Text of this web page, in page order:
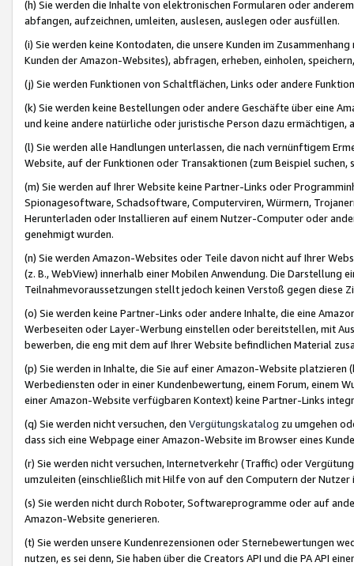
(h) Sie werden die Inhalte von elektronischen Formularen oder
abfangen, aufzeichnen, umleiten, auslesen, auslegen oder ausfüllen.
(i) Sie werden keine Kontodaten, die unsere Kunden im
Kunden der Amazon-Websites), abfragen, erheben, einholen,
(j) Sie werden Funktionen von Schaltflächen, Links oder andere
(k) Sie werden keine Bestellungen oder andere Geschäfte über eine
und keine andere natürliche oder juristische Person dazu
(l) Sie werden alle Handlungen unterlassen, die nach vernünftigem
Website, auf der Funktionen oder Transaktionen (zum Beispiel
(m) Sie werden auf Ihrer Website keine Partner-Links oder
Spionagesoftware, Schadsoftware, Computerviren, Würmern,
Herunterladen oder Installieren auf einem Nutzer-Computer oder
genehmigt wurden.
(n) Sie werden Amazon-Websites oder Teile davon nicht auf Ihrer
(z. B., WebView) innerhalb einer Mobilen Anwendung. Die Darstellung
Teilnahmevoraussetzungen stellt jedoch keinen Verstoß gegen diese
(o) Sie werden keine Partner-Links oder andere Inhalte, die eine
Werbeseiten oder Layer-Werbung einstellen oder bereitstellen, mit
bewerben, die eng mit dem auf Ihrer Website befindlichen Material
(p) Sie werden in Inhalte, die Sie auf einer Amazon-Website
Werbediensten oder in einer Kundenbewertung, einem Forum, einem
einer Amazon-Website verfügbaren Kontext) keine Partner-Links
(q) Sie werden nicht versuchen, den Vergütungskatalog zu umgehen
dass sich eine Webpage einer Amazon-Website im Browser eines
(r) Sie werden nicht versuchen, Internetverkehr (Traffic) oder
umzuleiten (einschließlich mit Hilfe von auf den Computern der
(s) Sie werden nicht durch Roboter, Softwareprogramme oder auf
Amazon-Website generieren.
(t) Sie werden unsere Kundenrezensionen oder Sternebewertungen
nutzen, es sei denn, Sie haben über die Creators API und die PA API